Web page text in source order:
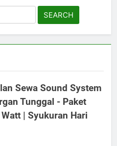
Sewa Sound System
Tunggal - Paket
| Syukuran Hari